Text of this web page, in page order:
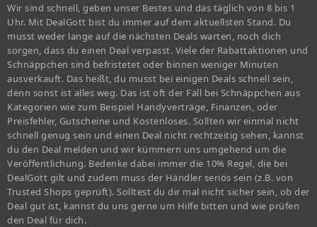
Wir sind schnell, geben unser Bestes und das täglich von 8 bis 1
Uhr. Mit DealGott bist du immer auf dem aktuellsten Stand. Du
musst weder lange auf die nächsten Deals warten, noch dich
sorgen, dass du einen Deal verpasst. Viele der Rabattaktionen und
Schnäppchen sind befristetet oder binnen weniger Minuten
ausverkauft. Das heißt, du musst bei einigen Deals schnell sein,
denn sonst ist alles weg. Das ist oft der Fall bei Schnäppchen aus
Kategorien wie zum Beispiel Handyverträge, Finanzen, oder
Preisfehler, Gutscheine und Kostenloses. Sollten wir einmal nicht
schnell genug sein und einen Deal nicht rechtzeitig sehen, kannst
du den Deal melden und wir kümmern uns umgehend um die
Veröffentlichung. Bedenke dabei immer die 10% Regel, die bei
DealGott gilt und zudem muss der Händler seriös sein (z.B. von
Trusted Shops geprüft). Solltest du dir mal nicht sicher sein, ob der
Deal gut ist, kannst du uns gerne um Hilfe bitten und wie prüfen
den Deal für dich.